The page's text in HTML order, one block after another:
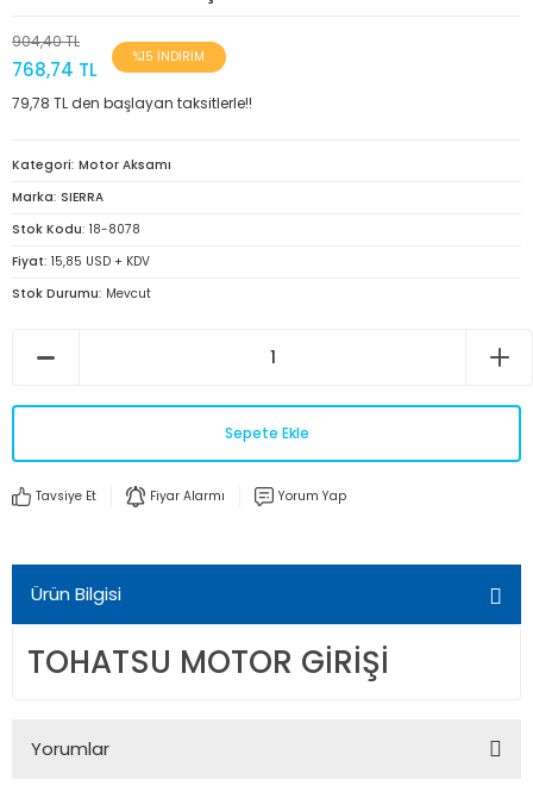
904,40 TL
768,74 TL
%15 İNDİRİM
79,78 TL den başlayan taksitlerle!!
Kategori Motor Aksamı
Marka SIERRA
Stok Kodu 18-8078
Fiyat 15,85 USD + KDV
Stok Durumu Mevcut
Sepete Ekle
Tavsiye Et Fiyar Alarmı Yorum Yap
Ürün Bilgisi
TOHATSU MOTOR GİRİŞİ
Yorumlar